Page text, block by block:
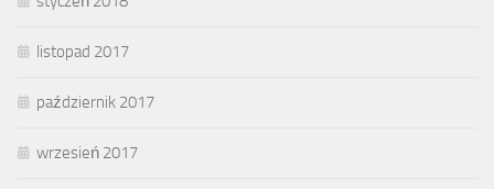
listopad 2017
październik 2017
wrzesień 2017